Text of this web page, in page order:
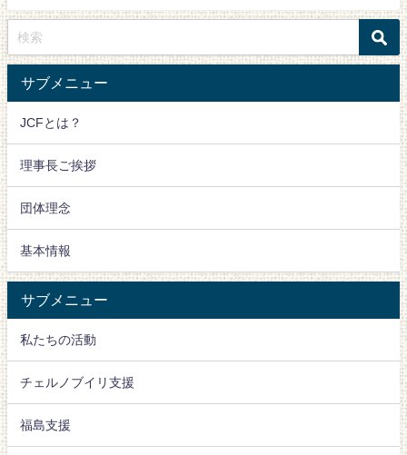
サブメニュー
JCFとは？
理事長ご挨拶
団体理念
基本情報
サブメニュー
私たちの活動
チェルノブイリ支援
福島支援